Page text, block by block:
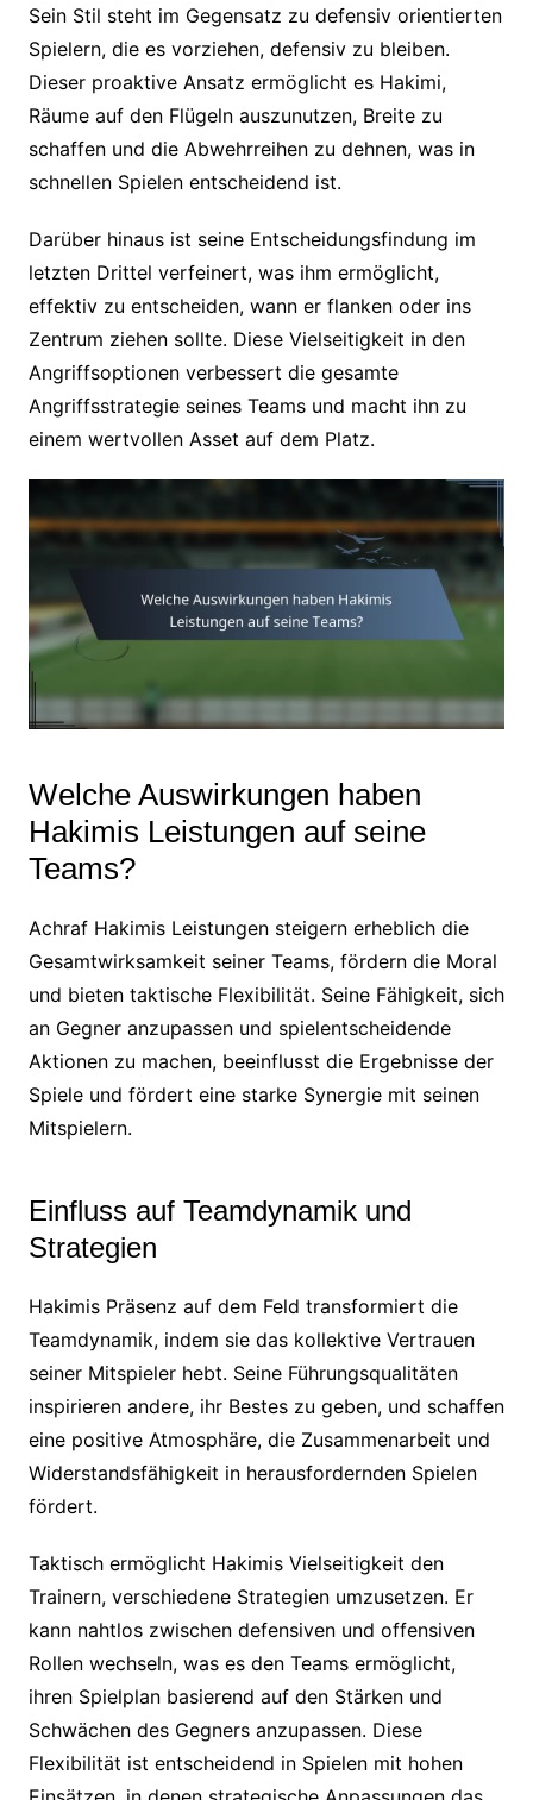
Sein Stil steht im Gegensatz zu defensiv orientierten
Spielern, die es vorziehen, defensiv zu bleiben.
Dieser proaktive Ansatz ermöglicht es Hakimi,
Räume auf den Flügeln auszunutzen, Breite zu
schaffen und die Abwehrreihen zu dehnen, was in
schnellen Spielen entscheidend ist.
Darüber hinaus ist seine Entscheidungsfindung im
letzten Drittel verfeinert, was ihm ermöglicht,
effektiv zu entscheiden, wann er flanken oder ins
Zentrum ziehen sollte. Diese Vielseitigkeit in den
Angriffsoptionen verbessert die gesamte
Angriffsstrategie seines Teams und macht ihn zu
einem wertvollen Asset auf dem Platz.
Welche Auswirkungen haben
Hakimis Leistungen auf seine
Teams?
Achraf Hakimis Leistungen steigern erheblich die
Gesamtwirksamkeit seiner Teams, fördern die Moral
und bieten taktische Flexibilität. Seine Fähigkeit, sich
an Gegner anzupassen und spielentscheidende
Aktionen zu machen, beeinflusst die Ergebnisse der
Spiele und fördert eine starke Synergie mit seinen
Mitspielern.
Einfluss auf Teamdynamik und
Strategien
Hakimis Präsenz auf dem Feld transformiert die
Teamdynamik, indem sie das kollektive Vertrauen
seiner Mitspieler hebt. Seine Führungsqualitäten
inspirieren andere, ihr Bestes zu geben, und schaffen
eine positive Atmosphäre, die Zusammenarbeit und
Widerstandsfähigkeit in herausfordernden Spielen
fördert.
Taktisch ermöglicht Hakimis Vielseitigkeit den
Trainern, verschiedene Strategien umzusetzen. Er
kann nahtlos zwischen defensiven und offensiven
Rollen wechseln, was es den Teams ermöglicht,
ihren Spielplan basierend auf den Stärken und
Schwächen des Gegners anzupassen. Diese
Flexibilität ist entscheidend in Spielen mit hohen